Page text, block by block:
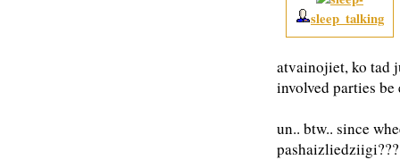
sleep_talking
atvainojiet, ko tad
involved parties
un.. btw.. since
pashaizliedziigi???